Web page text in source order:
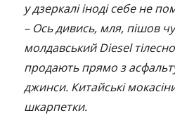
у дзеркалі іноді себе не
– Ось дивись, мля, пішов
молдавський Diesel
продають прямо з
джинси. Китайські
шкарпетки.